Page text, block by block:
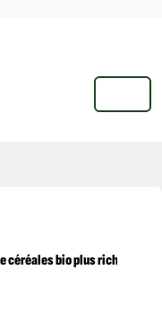
MENU
céréales bio plus riches en